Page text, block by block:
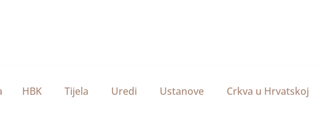
HBK Tijela Uredi Ustanove Crkva u Hrvatskoj